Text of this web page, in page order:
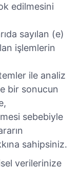
edilmesini
sayılan (e)
işlemlerin
ile analiz
bir sonucun
sebebiyle
sahipsiniz.
verilerinize